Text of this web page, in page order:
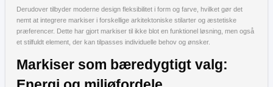
Derudover tilbyder moderne design fleksibilitet i form og farve, hvilket gør det
nemt at integrere markiser i forskellige arkitektoniske stilarter og æstetiske
præferencer. Dette har gjort markiser til ikke blot en funktionel løsning, men også
et stilfuldt element, der kan tilpasses individuelle behov og ønsker.
Markiser som bæredygtigt valg: